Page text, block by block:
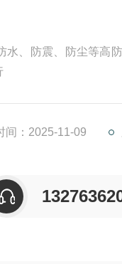
水、防震、防尘等高
间：2025-11-09